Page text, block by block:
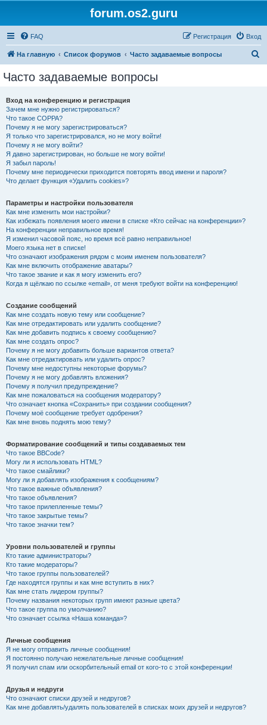
forum.os2.guru
FAQ Вход
Регистрация
На главную Список форумов Часто задаваемые вопросы
Часто задаваемые вопросы
Вход на конференцию и регистрация
Зачем мне нужно регистрироваться?
Что такое COPPA?
Почему я не могу зарегистрироваться?
Я только что зарегистрировался, но не могу войти!
Почему я не могу войти?
Я давно зарегистрирован, но больше не могу войти!
Я забыл пароль!
Почему мне периодически приходится повторять ввод имени и пароля?
Что делает функция «Удалить cookies»?
Параметры и настройки пользователя
Как мне изменить мои настройки?
Как избежать появления моего имени в списке «Кто сейчас на конференции»?
На конференции неправильное время!
Я изменил часовой пояс, но время всё равно неправильное!
Моего языка нет в списке!
Что означают изображения рядом с моим именем пользователя?
Как мне включить отображение аватары?
Что такое звание и как я могу изменить его?
Когда я щёлкаю по ссылке «email», от меня требуют войти на конференцию!
Создание сообщений
Как мне создать новую тему или сообщение?
Как мне отредактировать или удалить сообщение?
Как мне добавить подпись к своему сообщению?
Как мне создать опрос?
Почему я не могу добавить больше вариантов ответа?
Как мне отредактировать или удалить опрос?
Почему мне недоступны некоторые форумы?
Почему я не могу добавлять вложения?
Почему я получил предупреждение?
Как мне пожаловаться на сообщения модератору?
Что означает кнопка «Сохранить» при создании сообщения?
Почему моё сообщение требует одобрения?
Как мне вновь поднять мою тему?
Форматирование сообщений и типы создаваемых тем
Что такое BBCode?
Могу ли я использовать HTML?
Что такое смайлики?
Могу ли я добавлять изображения к сообщениям?
Что такое важные объявления?
Что такое объявления?
Что такое прилепленные темы?
Что такое закрытые темы?
Что такое значки тем?
Уровни пользователей и группы
Кто такие администраторы?
Кто такие модераторы?
Что такое группы пользователей?
Где находятся группы и как мне вступить в них?
Как мне стать лидером группы?
Почему названия некоторых групп имеют разные цвета?
Что такое группа по умолчанию?
Что означает ссылка «Наша команда»?
Личные сообщения
Я не могу отправить личные сообщения!
Я постоянно получаю нежелательные личные сообщения!
Я получил спам или оскорбительный email от кого-то с этой конференции!
Друзья и недруги
Что означают списки друзей и недругов?
Как мне добавлять/удалять пользователей в списках моих друзей и недругов?